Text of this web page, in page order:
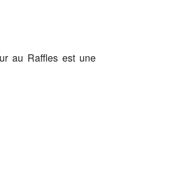
au Raffles est une